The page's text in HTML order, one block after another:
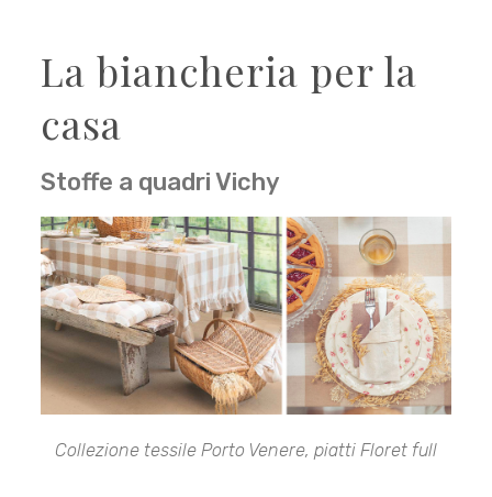
La biancheria per la
casa
Stoffe a quadri Vichy
Collezione tessile Porto Venere, piatti Floret full